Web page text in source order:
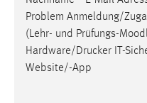
Problem Anmeldung/
(Lehr- und Prüfungs-
Hardware/Drucker IT-
Website/-App